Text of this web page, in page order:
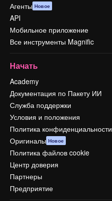
Агенты Новое
API
Мобильное приложение
Все инструменты Magnific
Начать
Academy
Документация по Пакету ИИ
Служба поддержки
Условия и положения
Политика конфиденциальности
Оригиналы Новое
Политика файлов cookie
Центр доверия
Партнеры
Предприятие